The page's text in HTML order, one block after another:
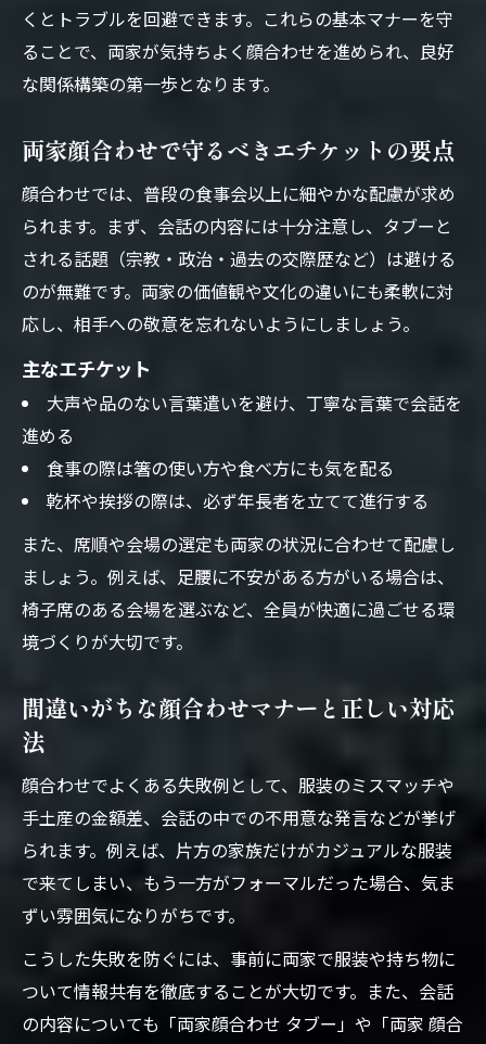
母親や女性の顔合わせ服装マナーを徹底解
説
服装の印象が左右する顔合わせ成功の秘訣
顔合わせで避けたいタブーな話題の具体例
両家顔合わせで非常識と思われる会話内容
顔合わせを円滑に進めるための話題選び
親世代も注意したい顔合わせの会話マナー
初めての顔合わせで最悪を防ぐ話題の選び
方
顔合わせにおける席順や挨拶のポイント
顔合わせの席順と挨拶で失敗しないコツ
挨拶例文も紹介する顔合わせマナー解説
親や兄弟の顔合わせで席順に迷わないポイ
ント
異なる家族文化でも安心なマナー調整術
両家顔合わせで文化差を乗り越えるマナー
親世代も納得の顔合わせ文化調整ポイント
顔合わせマナーで両家が調和するための工
夫
兄弟や親族が安心できるマナー調整の実践
例
くとトラブルを回避できます。これらの基本マナーを守
ることで、両家が気持ちよく顔合わせを進められ、良好
な関係構築の第一歩となります。
両家顔合わせで守るべきエチケットの要点
顔合わせでは、普段の食事会以上に細やかな配慮が求め
られます。まず、会話の内容には十分注意し、タブーと
される話題（宗教・政治・過去の交際歴など）は避ける
のが無難です。両家の価値観や文化の違いにも柔軟に対
応し、相手への敬意を忘れないようにしましょう。
主なエチケット
大声や品のない言葉遣いを避け、丁寧な言葉で会話を
進める
食事の際は箸の使い方や食べ方にも気を配る
乾杯や挨拶の際は、必ず年長者を立てて進行する
また、席順や会場の選定も両家の状況に合わせて配慮し
ましょう。例えば、足腰に不安がある方がいる場合は、
椅子席のある会場を選ぶなど、全員が快適に過ごせる環
境づくりが大切です。
間違いがちな顔合わせマナーと正しい対応
法
顔合わせでよくある失敗例として、服装のミスマッチや
手土産の金額差、会話の中での不用意な発言などが挙げ
られます。例えば、片方の家族だけがカジュアルな服装
で来てしまい、もう一方がフォーマルだった場合、気ま
ずい雰囲気になりがちです。
こうした失敗を防ぐには、事前に両家で服装や持ち物に
ついて情報共有を徹底することが大切です。また、会話
の内容についても「両家顔合わせ タブー」や「両家 顔合